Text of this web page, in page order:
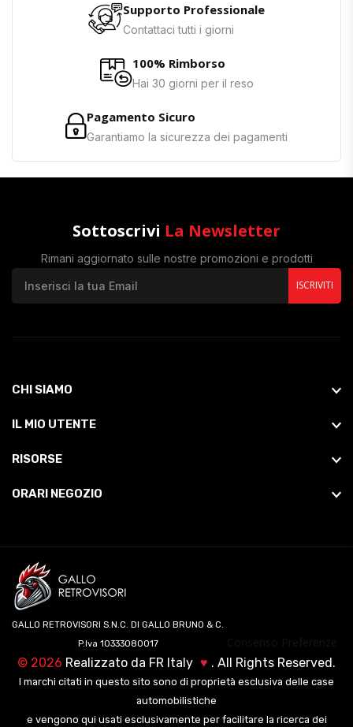
Supporto Professionale
Contattaci tutti i giorni
100% Rimborso
Hai 30 giorni per il reso
Pagamento Sicuro
Garantiamo la sicurezza dei pagamenti
Sottoscrivi La Newsletter
Rimani aggiornato sulle nostre promozioni e prodotti
ISCRIVITI
CHI SIAMO
IL MIO UTENTE
RISORSE
ORARI NEGOZIO
GALLO RETROVISORI S.N.C. DI GALLO BRUNO & C.
P.Iva 10333080017
© 2026 Realizzato da FR Italy ♥ . All Rights Reserved.
I marchi citati in questo sito sono di proprietà esclusiva delle case
automobilistiche
e vengono qui usati esclusivamente per facilitare la ricerca dei